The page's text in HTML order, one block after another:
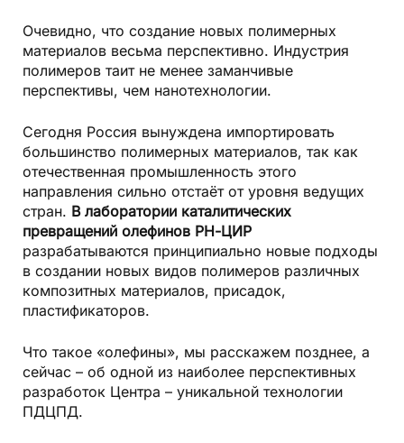
Очевидно, что создание новых полимерных
материалов весьма перспективно. Индустрия
полимеров таит не менее заманчивые
перспективы, чем нанотехнологии.
Сегодня Россия вынуждена импортировать
большинство полимерных материалов, так как
отечественная промышленность этого
направления сильно отстаёт от уровня ведущих
стран. В лаборатории каталитических
превращений олефинов РН-ЦИР
разрабатываются принципиально новые подходы
в создании новых видов полимеров различных
композитных материалов, присадок,
пластификаторов.
Что такое «олефины», мы расскажем позднее, а
сейчас – об одной из наиболее перспективных
разработок Центра – уникальной технологии
ПДЦПД.